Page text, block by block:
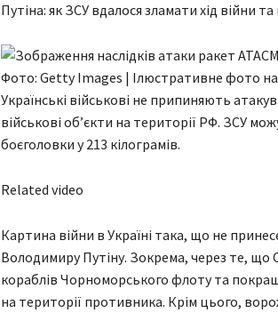
Путіна: як ЗСУ вдалося зламати хід війни
Фото: Getty Images | Ілюстративне фото
Українські військові не припиняють
військові обʼєкти на території РФ. ЗСУ
боєголовки у 213 кілограмів.
Related video
Картина війни в Україні така, що не
Володимиру Путіну. Зокрема, через те,
кораблів Чорноморського флоту та
на території противника. Крім цього,